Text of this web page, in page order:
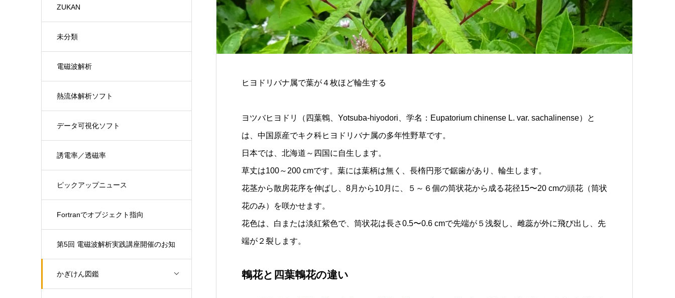
ZUKAN
未分類
電磁波解析
熱流体解析ソフト
データ可視化ソフト
誘電率／透磁率
ピックアップニュース
Fortranでオブジェクト指向
第5回 電磁波解析実践講座開催のお知
らせ（開催日：9月30日)
かぎけん図鑑
ヒヨドリバナ属で葉が４枚ほど輪生する
ヨツバヒヨドリ（四葉鵯、Yotsuba-hiyodori、学名：Eupatorium chinense L. var. sachalinense）と
は、中国原産でキク科ヒヨドリバナ属の多年性野草です。
日本では、北海道～四国に自生します。
草丈は100～200 cmです。葉には葉柄は無く、長楕円形で鋸歯があり、輪生します。
花茎から散房花序を伸ばし、8月から10月に、５～６個の筒状花から成る花径15〜20 cmの頭花（筒状
花のみ）を咲かせます。
花色は、白または淡紅紫色で、筒状花は長さ0.5〜0.6 cmで先端が５浅裂し、雌蕊が外に飛び出し、先
端が２裂します。
鵯花と四葉鵯花の違い